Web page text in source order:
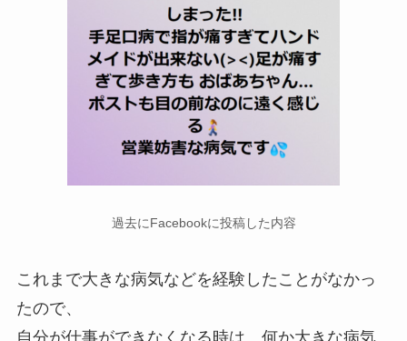
過去にFacebookに投稿した内容
これまで大きな病気などを経験したことがなかっ
たので、
自分が仕事ができなくなる時は、何か大きな病気